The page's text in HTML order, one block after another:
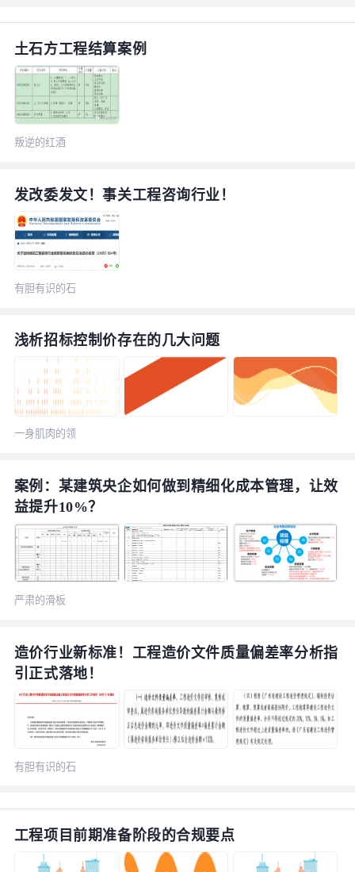
土石方工程结算案例
叛逆的红酒
发改委发文！事关工程咨询行业！
有胆有识的石
浅析招标控制价存在的几大问题
一身肌肉的领
案例：某建筑央企如何做到精细化成本管理，让效
益提升10%？
严肃的滑板
造价行业新标准！工程造价文件质量偏差率分析指
引正式落地！
有胆有识的石
工程项目前期准备阶段的合规要点